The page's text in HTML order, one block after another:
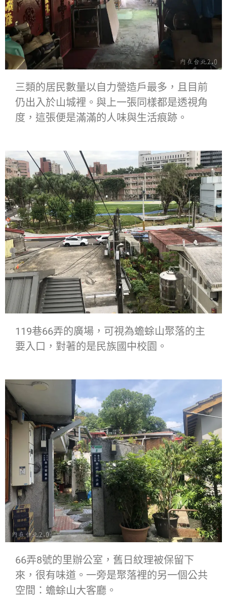
三類的居民數量以自力營造戶最多，且目前
仍出入於山城裡。與上一張同樣都是透視角
度，這張便是滿滿的人味與生活痕跡。
119巷66弄的廣場，可視為蟾蜍山聚落的主
要入口，對著的是民族國中校園。
66弄8號的里辦公室，舊日紋理被保留下
來，很有味道。一旁是聚落裡的另一個公共
空間：蟾蜍山大客廳。